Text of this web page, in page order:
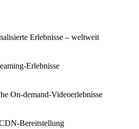
Erlebnisse – weltweit
Erlebnisse
On-demand-Videoerlebnisse
Bereitstellung